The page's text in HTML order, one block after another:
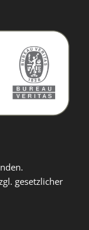
gesetzlicher